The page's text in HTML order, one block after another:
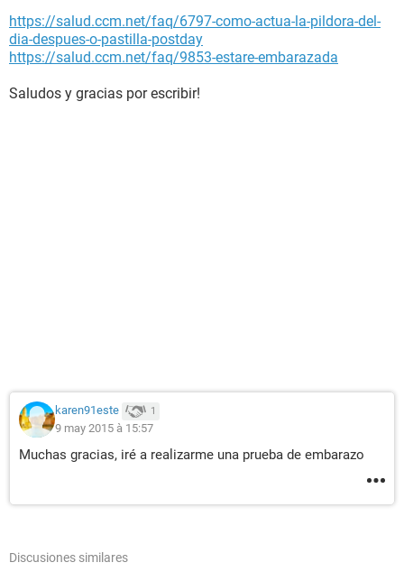
https://salud.ccm.net/faq/6797-como-actua-la-pildora-del-
dia-despues-o-pastilla-postday
https://salud.ccm.net/faq/9853-estare-embarazada
Saludos y gracias por escribir!
karen91este 1
9 may 2015 à 15:57
Muchas gracias, iré a realizarme una prueba de embarazo
Discusiones similares